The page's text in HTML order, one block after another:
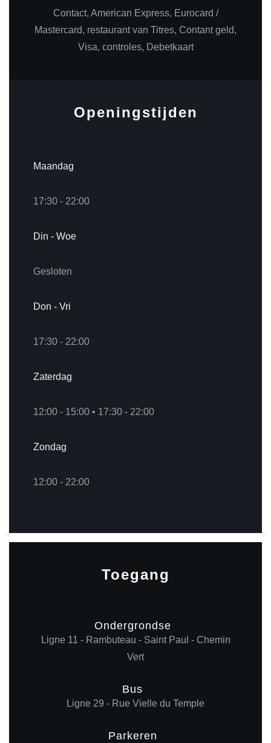
Contact, American Express, Eurocard /
Mastercard, restaurant van Titres, Contant geld,
Visa, controles, Debetkaart
Openingstijden
Maandag
17:30 - 22:00
Din - Woe
Gesloten
Don - Vri
17:30 - 22:00
Zaterdag
12:00 - 15:00 • 17:30 - 22:00
Zondag
12:00 - 22:00
Toegang
Ondergrondse
Ligne 11 - Rambuteau - Saint Paul - Chemin
Vert
Bus
Ligne 29 - Rue Vielle du Temple
Parkeren